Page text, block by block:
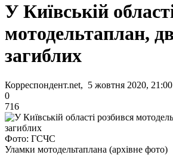
У Київській
мотодельтаплан,
загиблих
Корреспондент.net, 5 жовтня 2020, 21:00
0
716
Фото: ГСЧС
Уламки мотодельтаплана (архівне фото)